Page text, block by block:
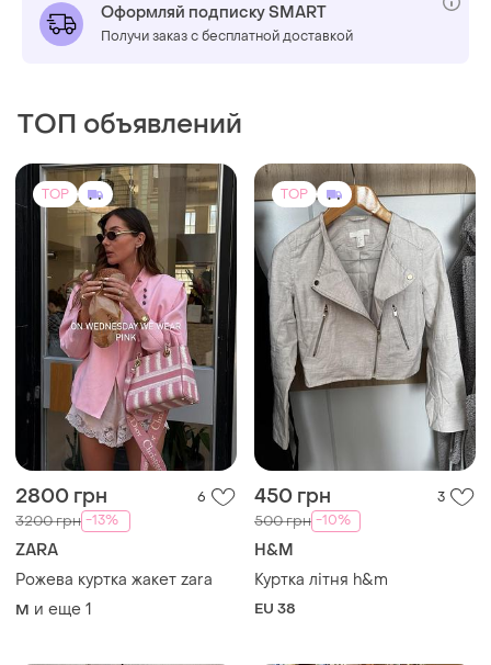
Оформляй подписку SMART
Получи заказ с бесплатной доставкой
ТОП объявлений
TOP
2800 грн 6
3200 грн -13%
ZARA
Рожева куртка жакет zara
M и еще 1
TOP
450 грн 3
500 грн -10%
H&M
Куртка літня h&m
EU 38